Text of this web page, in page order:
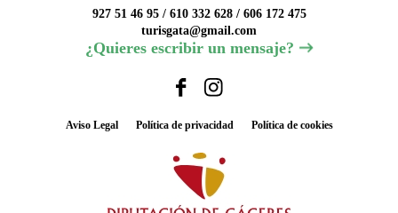
927 51 46 95 / 610 332 628 / 606 172 475
turisgata@gmail.com
¿Quieres escribir un mensaje?
Aviso Legal Política de privacidad Política de cookies